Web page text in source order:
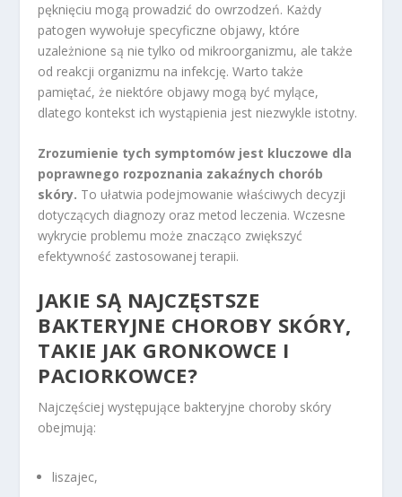
pęknięciu mogą prowadzić do owrzodzeń. Każdy
patogen wywołuje specyficzne objawy, które
uzależnione są nie tylko od mikroorganizmu, ale także
od reakcji organizmu na infekcję. Warto także
pamiętać, że niektóre objawy mogą być mylące,
dlatego kontekst ich wystąpienia jest niezwykle istotny.
Zrozumienie tych symptomów jest kluczowe dla
poprawnego rozpoznania zakaźnych chorób
skóry. To ułatwia podejmowanie właściwych decyzji
dotyczących diagnozy oraz metod leczenia. Wczesne
wykrycie problemu może znacząco zwiększyć
efektywność zastosowanej terapii.
JAKIE SĄ NAJCZĘSTSZE
BAKTERYJNE CHOROBY SKÓRY,
TAKIE JAK GRONKOWCE I
PACIORKOWCE?
Najczęściej występujące bakteryjne choroby skóry
obejmują:
liszajec,